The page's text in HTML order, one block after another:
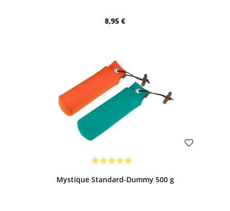
Regulärer Preis:
8,95 €
Mystique Standard-Dummy 500 g